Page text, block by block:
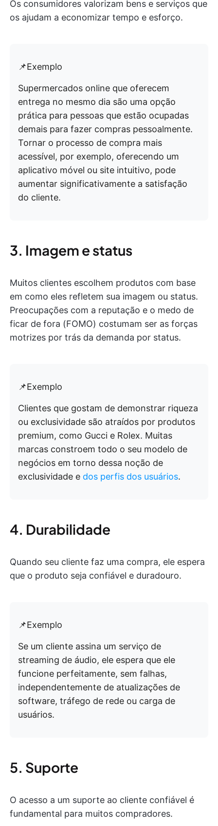
Os consumidores valorizam bens e serviços que
os ajudam a economizar tempo e esforço.
📌Exemplo
Supermercados online que oferecem
entrega no mesmo dia são uma opção
prática para pessoas que estão ocupadas
demais para fazer compras pessoalmente.
Tornar o processo de compra mais
acessível, por exemplo, oferecendo um
aplicativo móvel ou site intuitivo, pode
aumentar significativamente a satisfação
do cliente.
3. Imagem e status
Muitos clientes escolhem produtos com base
em como eles refletem sua imagem ou status.
Preocupações com a reputação e o medo de
ficar de fora (FOMO) costumam ser as forças
motrizes por trás da demanda por status.
📌Exemplo
Clientes que gostam de demonstrar riqueza
ou exclusividade são atraídos por produtos
premium, como Gucci e Rolex. Muitas
marcas constroem todo o seu modelo de
negócios em torno dessa noção de
exclusividade e dos perfis dos usuários.
4. Durabilidade
Quando seu cliente faz uma compra, ele espera
que o produto seja confiável e duradouro.
📌Exemplo
Se um cliente assina um serviço de
streaming de áudio, ele espera que ele
funcione perfeitamente, sem falhas,
independentemente de atualizações de
software, tráfego de rede ou carga de
usuários.
5. Suporte
O acesso a um suporte ao cliente confiável é
fundamental para muitos compradores.